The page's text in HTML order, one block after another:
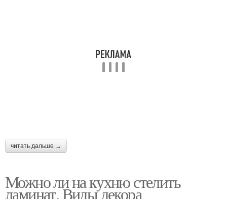
читать дальше →
Можно ли на кухню стелить
ламинат. Виды декора